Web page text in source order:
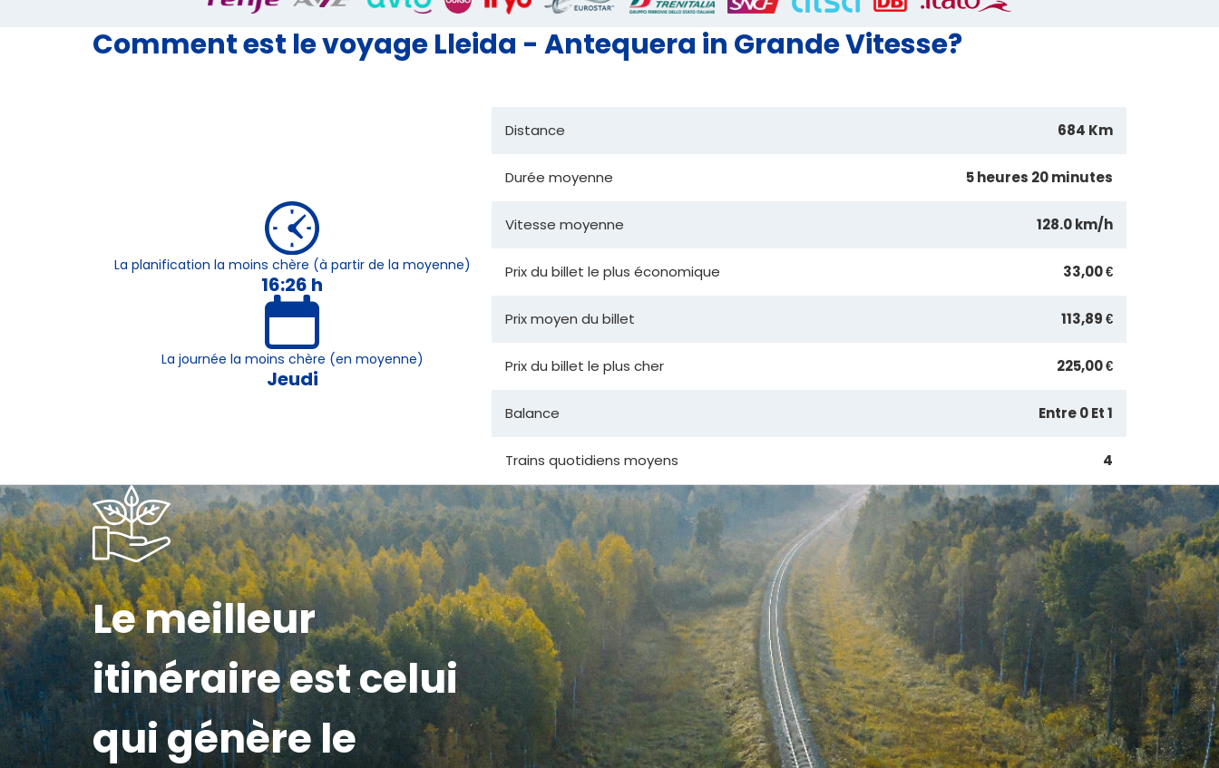
Comment est le voyage Lleida - Antequera in Grande Vitesse?
La planification la moins chère (à partir de la moyenne)
16:26 h
La journée la moins chère (en moyenne)
Jeudi
Distance 684 Km
Durée moyenne 5 heures 20 minutes
Vitesse moyenne 128.0 km/h
Prix du billet le plus économique 33,00 €
Prix moyen du billet 113,89 €
Prix du billet le plus cher 225,00 €
Balance Entre 0 Et 1
Trains quotidiens moyens 4
Le meilleur
itinéraire est celui
qui génère le